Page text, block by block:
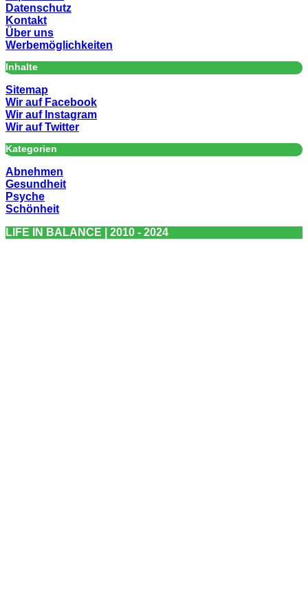
Datenschutz
Kontakt
Über uns
Werbemöglichkeiten
Inhalte
Sitemap
Wir auf Facebook
Wir auf Instagram
Wir auf Twitter
Kategorien
Abnehmen
Gesundheit
Psyche
Schönheit
LIFE IN BALANCE | 2010 - 2024